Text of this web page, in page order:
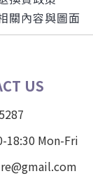
關內容與圖面
US
18:30 Mon-Fri